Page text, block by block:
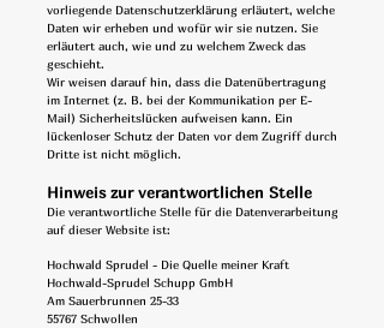
vorliegende Datenschutzerklärung erläutert, welche
Daten wir erheben und wofür wir sie nutzen. Sie
erläutert auch, wie und zu welchem Zweck das
geschieht.
Wir weisen darauf hin, dass die Datenübertragung
im Internet (z. B. bei der Kommunikation per E-
Mail) Sicherheitslücken aufweisen kann. Ein
lückenloser Schutz der Daten vor dem Zugriff durch
Dritte ist nicht möglich.
Hinweis zur verantwortlichen Stelle
Die verantwortliche Stelle für die Datenverarbeitung
auf dieser Website ist:
Hochwald Sprudel - Die Quelle meiner Kraft
Hochwald-Sprudel Schupp GmbH
Am Sauerbrunnen 25-33
55767 Schwollen